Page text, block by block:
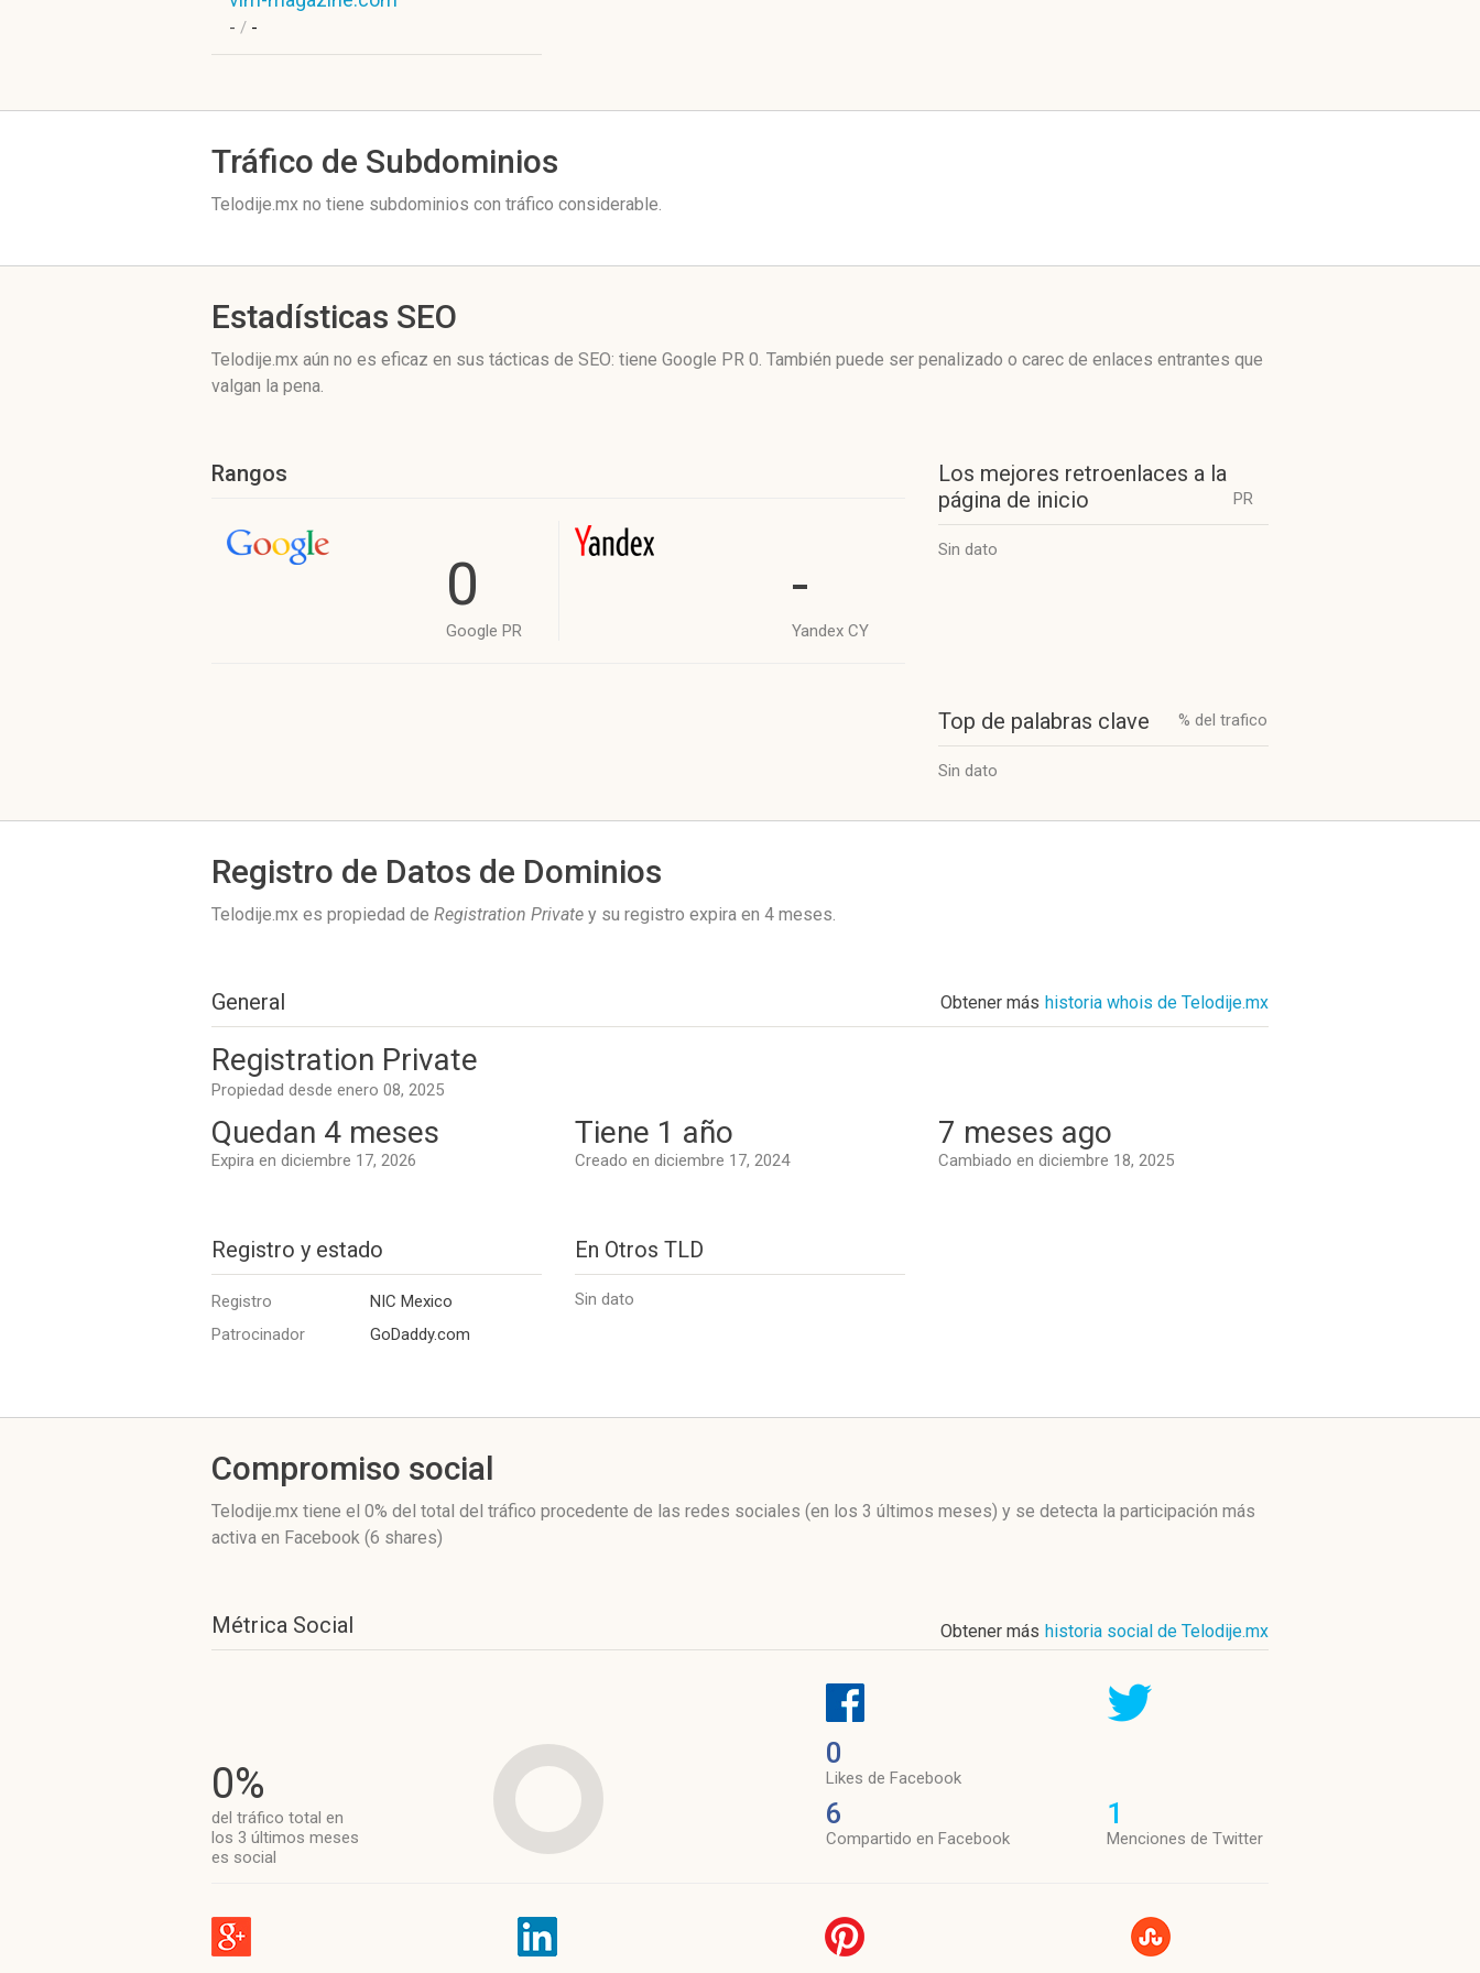
- / -
Tráfico de Subdominios
Telodije.mx no tiene subdominios con tráfico considerable.
Estadísticas SEO
Telodije.mx aún no es eficaz en sus tácticas de SEO: tiene Google PR 0. También puede ser penalizado o carec de enlaces entrantes que
valgan la pena.
Rangos
0
Google PR
-
Yandex CY
Los mejores retroenlaces a la
página de inicio
PR
Sin dato
Top de palabras clave % del trafico
Sin dato
Registro de Datos de Dominios
Telodije.mx es propiedad de Registration Private y su registro expira en 4 meses.
General Obtener más historia whois de Telodije.mx
Registration Private
Propiedad desde enero 08, 2025
Quedan 4 meses
Expira en diciembre 17, 2026
Tiene 1 año
Creado en diciembre 17, 2024
7 meses ago
Cambiado en diciembre 18, 2025
Registro y estado
Registro
NIC Mexico
Patrocinador
GoDaddy.com
En Otros TLD
Sin dato
Compromiso social
Telodije.mx tiene el 0% del total del tráfico procedente de las redes sociales (en los 3 últimos meses) y se detecta la participación más
activa en Facebook (6 shares)
Métrica Social Obtener más historia social de Telodije.mx
0%
del tráfico total en
los 3 últimos meses
es social
0
Likes de Facebook
6
Compartido en Facebook
1
Menciones de Twitter